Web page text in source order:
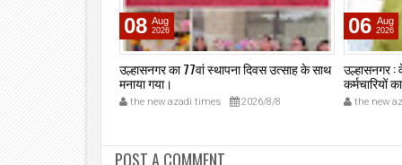
08 Aug
2026
उल्हासनगर का 77वां स्थापना दिवस उत्साह के साथ
मनाया गया।
the new azadi times 2026/8/8
06 Aug
2026
उल्हासनगर :
कर्मचारियों
the new
POST A COMMENT